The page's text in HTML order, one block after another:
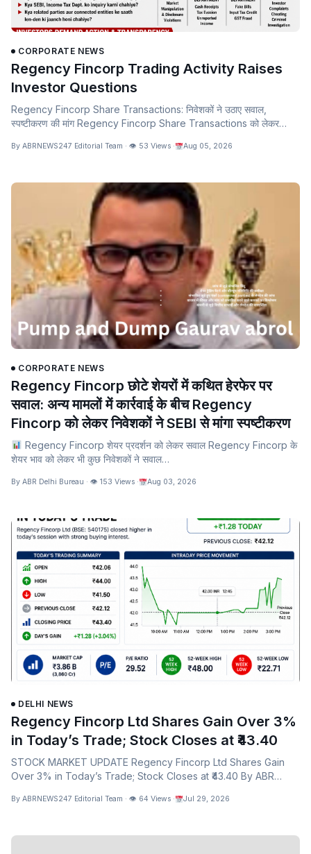
CORPORATE NEWS
Regency Fincorp Trading Activity Raises
Investor Questions
Regency Fincorp Share Transactions: निवेशकों ने उठाए सवाल,
स्पष्टीकरण की मांग Regency Fincorp Share Transactions को लेकर
By ABRNEWS247 Editorial Team · 👁 53 Views · Aug 05, 2026
CORPORATE NEWS
Regency Fincorp छोटे शेयरों में कथित हेरफेर पर
सवाल: अन्य मामलों में कार्रवाई के बीच Regency
Fincorp को लेकर निवेशकों ने SEBI से मांगा स्पष्टीकरण
Regency Fincorp शेयर प्रदर्शन को लेकर सवाल Regency Fincorp के
शेयर भाव को लेकर भी कुछ निवेशकों ने सवाल…
By ABR Delhi Bureau · 👁 153 Views · Aug 03, 2026
DELHI NEWS
Regency Fincorp Ltd Shares Gain Over 3%
in Today’s Trade; Stock Closes at ₹43.40
STOCK MARKET UPDATE Regency Fincorp Ltd Shares Gain
Over 3% in Today’s Trade; Stock Closes at ₹43.40 By ABR
By ABRNEWS247 Editorial Team · 👁 64 Views · Jul 29, 2026